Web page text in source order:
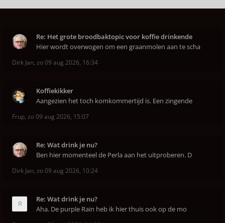
Re: Het grote broodbaktopic voor koffie drinkende
Hier wordt overwogen om een graanmolen aan te scha
Dirk Jan, zo 09 aug 2026, 16:34
Koffiekikker
Aangezien het toch komkommertijd is. Een zingende
Frup, zo 09 aug 2026, 15:07
Re: Wat drink je nu?
Ben hier momenteel de Perla aan het uitproberen. D
Dirk Jan, zo 09 aug 2026, 10:24
Re: Wat drink je nu?
Aha. De purple Rain heb ik hier thuis ook op de mo